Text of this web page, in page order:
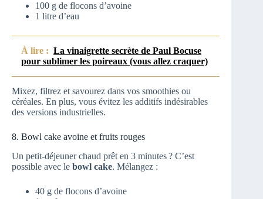
100 g de flocons d’avoine
1 litre d’eau
À lire : La vinaigrette secrète de Paul Bocuse
pour sublimer les poireaux (vous allez craquer)
Mixez, filtrez et savourez dans vos smoothies ou
céréales. En plus, vous évitez les additifs indésirables
des versions industrielles.
8. Bowl cake avoine et fruits rouges
Un petit-déjeuner chaud prêt en 3 minutes ? C’est
possible avec le bowl cake. Mélangez :
40 g de flocons d’avoine